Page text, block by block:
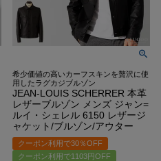
希少価値の高いカーフスキンを贅沢に使
用したラグカジブルゾン
JEAN-LOUIS SCHERRER 本革
レザーブルゾン メンズ ジャン=
ルイ・シェレル 6150 レザージ
ャケット/ブルゾン/アウター
クーポン利用で30％OFF
クーポン利用で1103円OFF